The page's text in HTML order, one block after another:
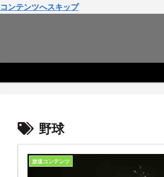
コンテンツへスキップ
野球
放送コンテンツ